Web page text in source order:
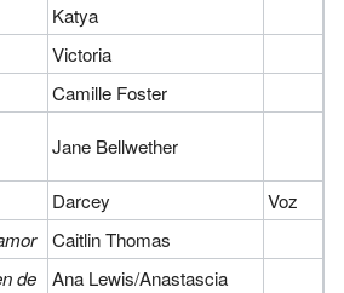
Katya
Victoria
Camille Foster
Jane Bellwether
Darcey
Voz
Caitlin Thomas
de
Ana Lewis/Anastascia